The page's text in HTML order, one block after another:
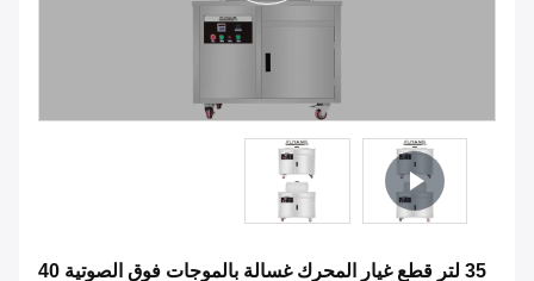
35 لتر قطع غيار المحرك غسالة بالموجات فوق الصوتية 40